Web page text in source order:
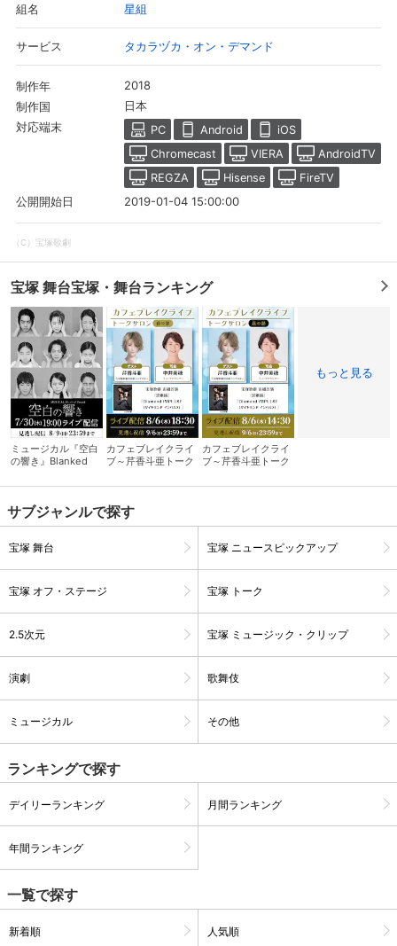
会員設定 閉じる
会員情報変更
ジットカード情報の変更が可能です。
決済方法変更 決済方法の変更が可能です。
購入明細 ４ヵ月分の購入明細の確認が可能です。
Myクーポン
ます。
組名 星組
サービス タカラヅカ・オン・デマンド
制作年 2018
制作国 日本
対応端末 PC Android
iOS
Chromecast
VIERA
AndroidTV
REGZA
Hisense
FireTV
公開開始日
2019-01-04 15:00:00
（C）宝塚歌劇
宝塚 舞台宝塚・舞台ランキング
ミュージカル『空白
の響き』Blanked
カフェブレイクライ
ブ～芹香斗亜トーク
カフェブレイクライ
ブ～芹香斗亜トーク
もっと見る
サブジャンルで探す
宝塚 舞台 宝塚 ニュースピックアップ
宝塚 オフ・ステージ 宝塚 トーク
2.5次元 宝塚 ミュージック・クリップ
演劇 歌舞伎
ミュージカル その他
ランキングで探す
デイリーランキング 月間ランキング
年間ランキング
一覧で探す
新着順 人気順